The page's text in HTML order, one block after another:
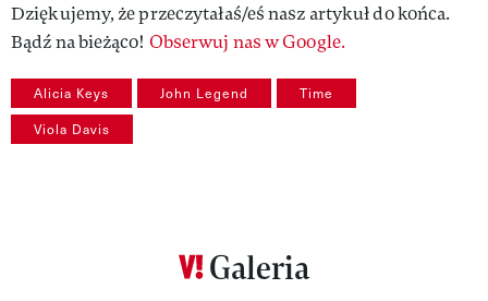
Dziękujemy, że przeczytałaś/eś nasz artykuł do końca.
Bądź na bieżąco! Obserwuj nas w Google.
Alicia Keys John Legend Time
Viola Davis
Galeria